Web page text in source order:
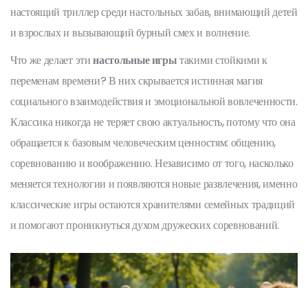
настоящий триллер среди настольных забав, внимающий детей
и взрослых и вызывающий бурный смех и волнение.
Что же делает этинастольные игрытакими стойкими к
переменам времени? В них скрывается истинная магия
социального взаимодействия и эмоциональной вовлеченности.
Классика никогда не теряет свою актуальность, потому что она
обращается к базовым человеческим ценностям: общению,
соревнованию и воображению. Независимо от того, насколько
меняется технологии и появляются новые развлечения, именно
классические игры остаются хранителями семейных традиций
и помогают проникнуться духом дружеских соревнований.